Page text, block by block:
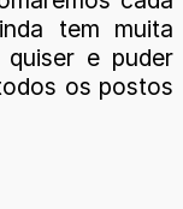
tem muita
quiser e puder
os postos